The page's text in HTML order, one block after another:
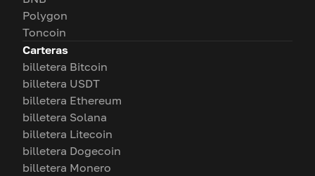
Polygon
Toncoin
Carteras
billetera Bitcoin
billetera USDT
billetera Ethereum
billetera Solana
billetera Litecoin
billetera Dogecoin
billetera Monero